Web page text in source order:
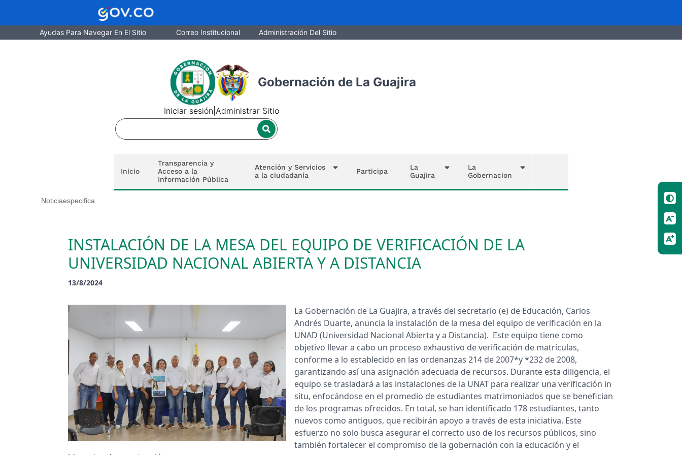
Ayudas Para Navegar En El Sitio Correo Institucional Administración Del Sitio
Gobernación de La Guajira
Iniciar sesión |Administrar Sitio
Inicio
Transparencia y
Acceso a la
Información Pública
Atención y Servicios
a la ciudadanía
Participa
La
Guajira
La
Gobernacion
Noticiaespecifica
INSTALACIÓN DE LA MESA DEL EQUIPO DE VERIFICACIÓN DE LA
UNIVERSIDAD NACIONAL ABIERTA Y A DISTANCIA
13/8/2024
​La Gobernación de La Guajira, a través del secretario (e) de Educación, Carlos
Andrés Duarte, anuncia la instalación de la mesa del equipo de verificación en la
UNAD (Universidad Nacional Abierta y a Distancia). Este equipo tiene como
objetivo llevar a cabo un proceso exhaustivo de verificación de matrículas,
conforme a lo establecido en las ordenanzas 214 de 2007*y *232 de 2008,
garantizando así una asignación adecuada de recursos. Durante esta diligencia, el
equipo se trasladará a las instalaciones de la UNAT para realizar una verificación in
situ, enfocándose en el promedio de estudiantes matrimoniados que se benefician
de los programas ofrecidos. En total, se han identificado 178 estudiantes, tanto
nuevos como antiguos, que recibirán apoyo a través de esta iniciativa. Este
esfuerzo no solo busca asegurar el correcto uso de los recursos públicos, sino
también fortalecer el compromiso de la gobernación con la educación y el